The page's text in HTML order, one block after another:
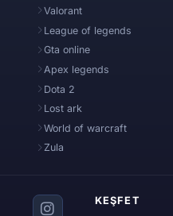
Valorant
League of legends
Gta online
Apex legends
Dota 2
Lost ark
World of warcraft
Zula
KEŞFET